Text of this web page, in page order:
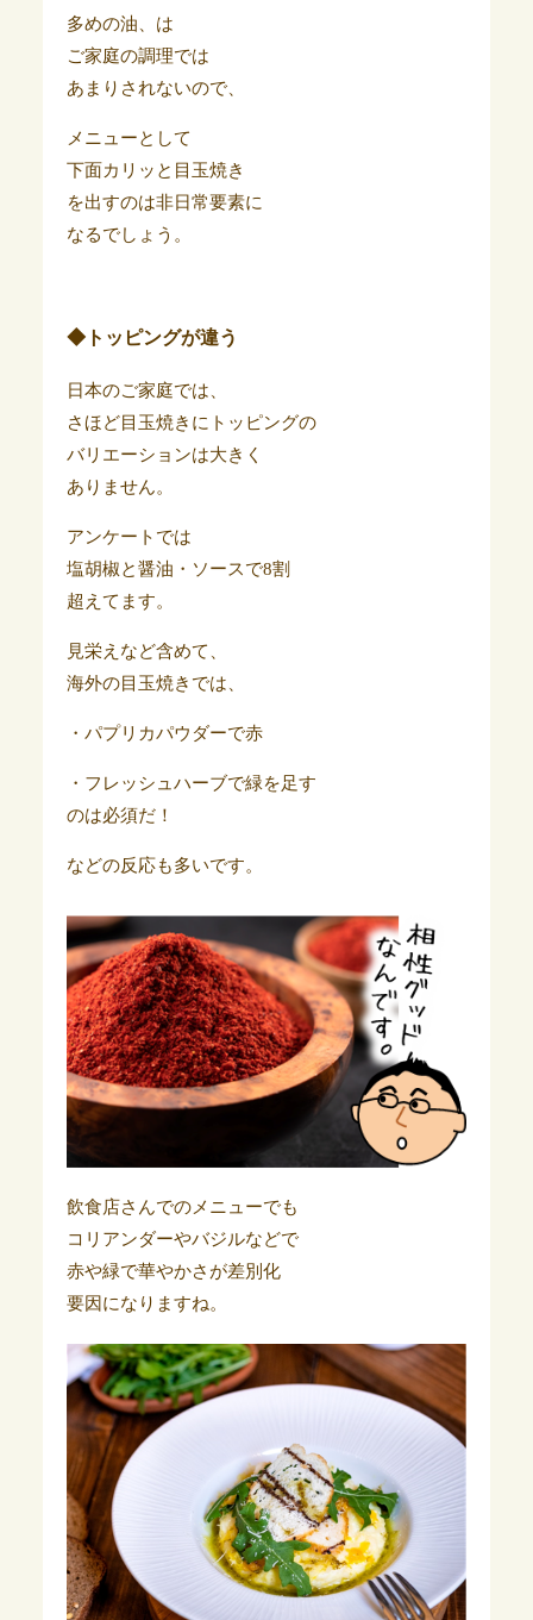
多めの油、は
ご家庭の調理では
あまりされないので、
メニューとして
下面カリッと目玉焼き
を出すのは非日常要素に
なるでしょう。
◆トッピングが違う
日本のご家庭では、
さほど目玉焼きにトッピングの
バリエーションは大きく
ありません。
アンケートでは
塩胡椒と醤油・ソースで8割
超えてます。
見栄えなど含めて、
海外の目玉焼きでは、
・パプリカパウダーで赤
・フレッシュハーブで緑を足す
のは必須だ！
などの反応も多いです。
飲食店さんでのメニューでも
コリアンダーやバジルなどで
赤や緑で華やかさが差別化
要因になりますね。